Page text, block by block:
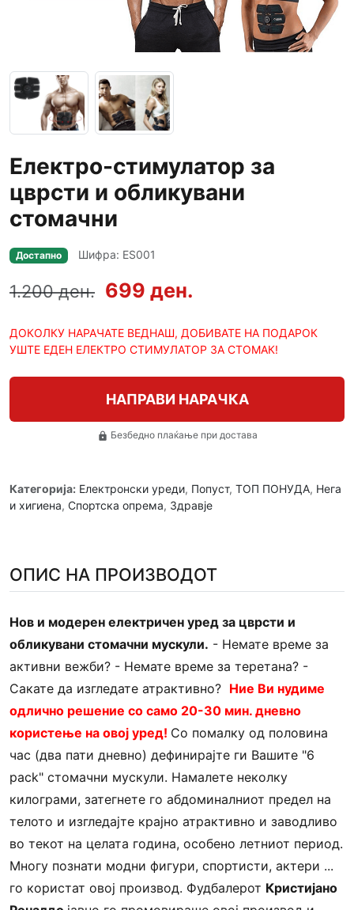
Електро-стимулатор за
цврсти и обликувани
стомачни
Достапно Шифра: ES001
1.200 ден. 699 ден.
ДОКОЛКУ НАРАЧАТЕ ВЕДНАШ, ДОБИВАТЕ НА ПОДАРОК
УШТЕ ЕДЕН ЕЛЕКТРО СТИМУЛАТОР ЗА СТОМАК!
НАПРАВИ НАРАЧКА
lock Безбедно плаќање при достава
Категорија: Електронски уреди, Попуст, ТОП ПОНУДА, Нега
и хигиена, Спортска опрема, Здравје
ОПИС НА ПРОИЗВОДОТ
Нов и модерен електричен уред за цврсти и
обликувани стомачни мускули. - Немате време за
активни вежби? - Немате време за теретана? -
Сакате да изгледате атрактивно? Ние Ви нудиме
одлично решение со само 20-30 мин. дневно
користење на овој уред! Со помалку од половина
час (два пати дневно) дефинирајте ги Вашите "6
pack" стомачни мускули. Намалете неколку
килограми, затегнете го абдоминалниот предел на
телото и изгледајте крајно атрактивно и заводливо
во текот на целата година, особено летниот период.
Многу познати модни фигури, спортисти, актери ...
го користат овој производ. Фудбалерот Кристијано